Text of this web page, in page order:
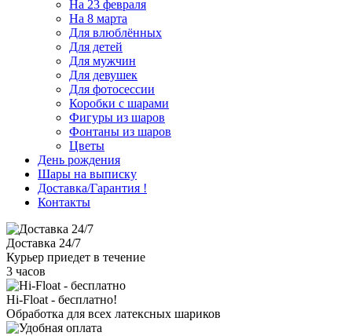
На 23 февраля
На 8 марта
Для влюблённых
Для детей
Для мужчин
Для девушек
Для фотосессии
Коробки с шарами
Фигуры из шаров
Фонтаны из шаров
Цветы
День рождения
Шары на выписку
Доставка/Гарантия !
Контакты
Доставка 24/7
Курьер приедет в течение
3 часов
Hi-Float - бесплатно!
Обработка для всех латексных шариков